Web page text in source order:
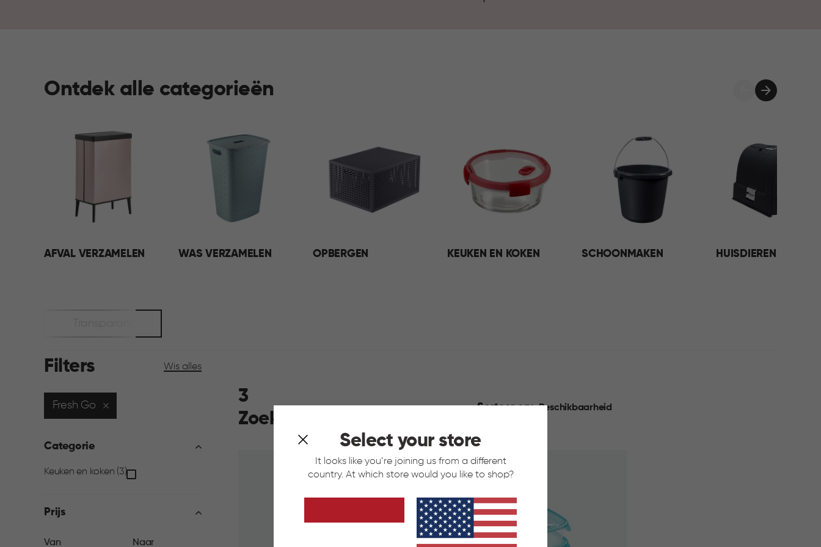
Select your store
It looks like you’re joining us from a different
country. At which store would you like to shop?
Ontdek alle categorieën
AFVAL VERZAMELEN WAS VERZAMELEN OPBERGEN KEUKEN EN KOKEN SCHOONMAKEN HUISDIEREN
Filters Wis alles
Fresh Go
Categorie
Categorie
filter
Keuken en koken (3)
Prijs
Van
Naar
Sorteer op: Beschikbaarheid
3
Zoekresultaten